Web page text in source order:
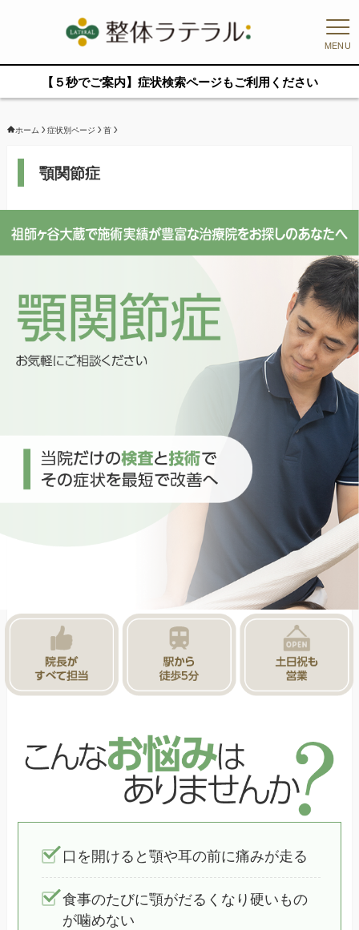
MENU
【５秒でご案内】症状検索ページもご利用ください
ホーム 症状別ページ 首
顎関節症
口を開けると顎や耳の前に痛みが走る
食事のたびに顎がだるくなり硬いもの
が噛めない